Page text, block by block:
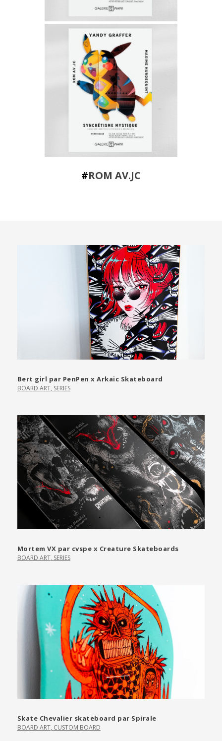
#ROM AV.JC
Bert girl par PenPen x Arkaic Skateboard
BOARD ART, SERIES
Mortem VX par cvspe x Creature Skateboards
BOARD ART, SERIES
Skate Chevalier skateboard par Spirale
BOARD ART, CUSTOM BOARD